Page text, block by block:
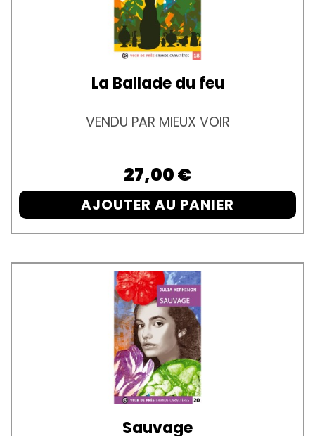
La Ballade du feu
VENDU PAR MIEUX VOIR
Prix
27,00 €
AJOUTER AU PANIER
Sauvage